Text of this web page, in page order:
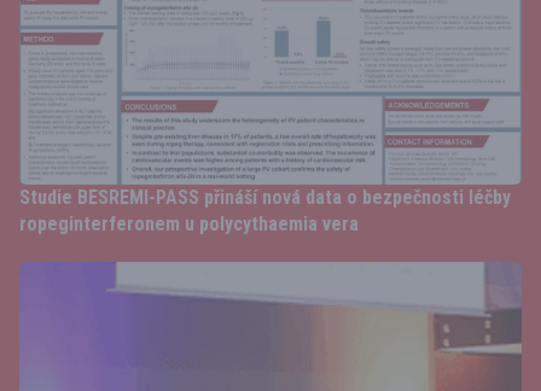
Studie BESREMI-PASS přináší nová data o bezpečnosti léčby
ropeginterferonem u polycythaemia vera